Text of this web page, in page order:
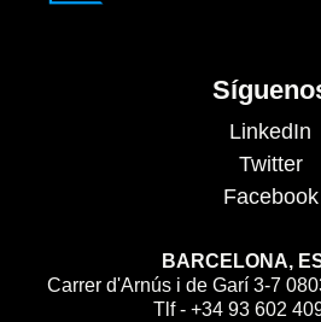
LinkedIn
Twitter
Facebook
BARCELONA,
Carrer d'Arnús i de Garí 3-7
Tlf - +34 93 602